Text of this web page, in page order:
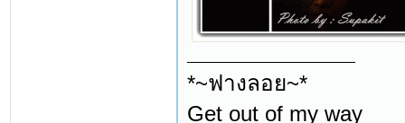
*~ฟางลอย~*
Get out of my way